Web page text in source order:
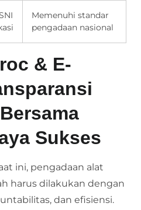
Memenuhi standar
pengadaan nasional
& E-
Sukses
ini, pengadaan alat
harus dilakukan dengan
dan efisiensi.